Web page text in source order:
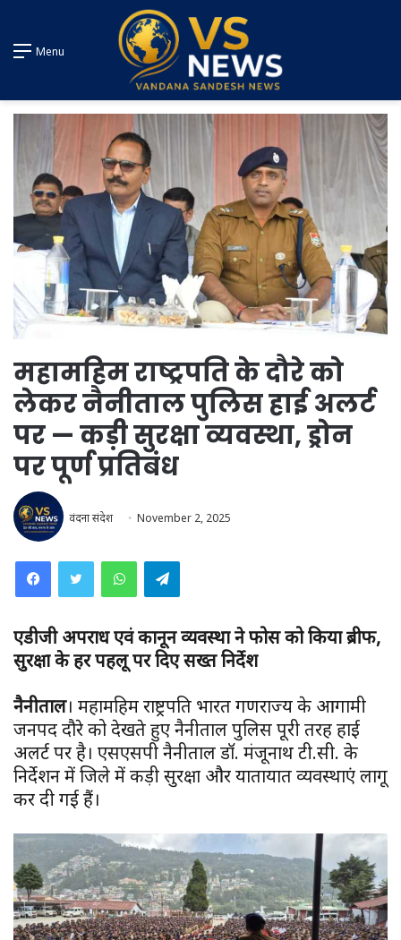
Menu
महामहिम राष्ट्रपति के दौरे को
लेकर नैनीताल पुलिस हाई अलर्ट
पर — कड़ी सुरक्षा व्यवस्था, ड्रोन
पर पूर्ण प्रतिबंध
वंदना संदेश November 2, 2025
WhatsAppTelegram
एडीजी अपराध एवं कानून व्यवस्था ने फोर्स को किया ब्रीफ,
सुरक्षा के हर पहलू पर दिए सख्त निर्देश
नैनीताल। महामहिम राष्ट्रपति भारत गणराज्य के आगामी
जनपद दौरे को देखते हुए नैनीताल पुलिस पूरी तरह हाई
अलर्ट पर है। एसएसपी नैनीताल डॉ. मंजूनाथ टी.सी. के
निर्देशन में जिले में कड़ी सुरक्षा और यातायात व्यवस्थाएं लागू
कर दी गई हैं।